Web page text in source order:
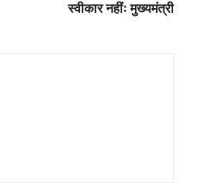
स्वीकार नहींः मुख्यमंत्री